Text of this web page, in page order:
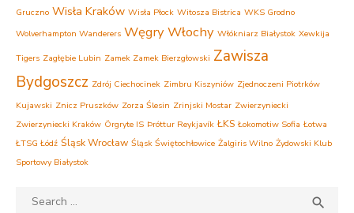
Gruczno Wisła Kraków Wisła Płock Witosza Bistrica WKS Grodno
Wolverhampton Wanderers WęgryWłochy Włókniarz Białystok Xewkija
Tigers Zagłębie Lubin Zamek Zamek Bierzgłowski Zawisza
Bydgoszcz Zdrój Ciechocinek Zimbru Kiszyniów Zjednoczeni Piotrków
Kujawski Znicz Pruszków Zorza Ślesin Zrinjski Mostar Zwierzyniecki
Zwierzyniecki Kraków Örgryte IS Þróttur Reykjavík ŁKS Łokomotiw Sofia Łotwa
ŁTSG Łódź Śląsk Wrocław Śląsk Świętochłowice Żalgiris Wilno Żydowski Klub
Sportowy Białystok
Search
